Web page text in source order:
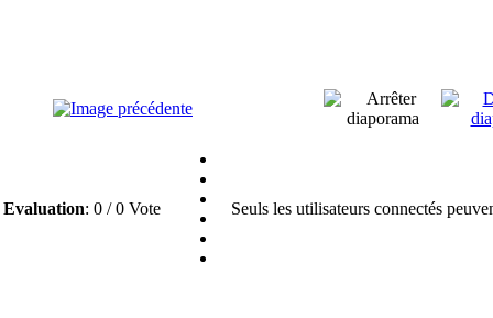
Evaluation: 0 / 0 Vote Seuls les utilisateurs connectés